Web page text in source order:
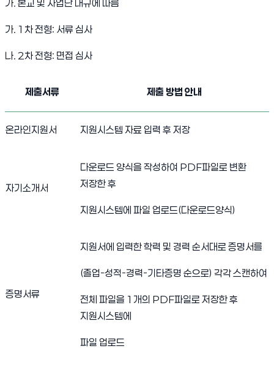
가. 본교 및 사업단 내규에 따름
가. 1차 전형: 서류 심사
나. 2차 전형: 면접 심사
제출서류 제출 방법 안내
온라인지원서 지원시스템 자료 입력 후 저장
자기소개서
다운로드 양식을 작성하여 PDF파일로 변환
저장한 후
지원시스템에 파일 업로드(다운로드양식)
증명서류
지원서에 입력한 학력 및 경력 순서대로 증명서를
(졸업-성적-경력-기타증명 순으로) 각각 스캔하여
전체 파일을 1개의 PDF파일로 저장한 후
지원시스템에
파일 업로드